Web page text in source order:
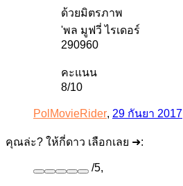
ด้วยมิตรภาพ
'พล มูฟวี่ ไรเดอร์
290960
คะแนน
8/10
PolMovieRider, 29 กันยา 2017
คุณล่ะ? ให้กี่ดาว เลือกเลย ➜:
/5,